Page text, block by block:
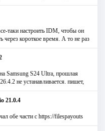
таки настроить IDM, чтобы он
через короткое время. А то не раз
Samsung S24 Ultra, прошлая
не устанавливается. пишет,
21.0.4
обе части с https://filespayouts